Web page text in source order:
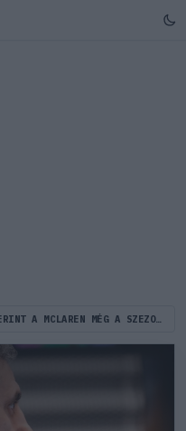
ANDREA STELLA SZERINT A MCLAREN MÉG A SZEZONZÁRÓN IS VERSENYBEN LEHET